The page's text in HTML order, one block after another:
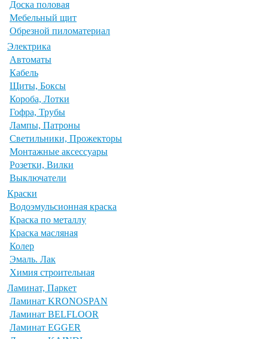
Доска половая
Мебельный щит
Обрезной пиломатериал
Электрика
Автоматы
Кабель
Щиты, Боксы
Короба, Лотки
Гофра, Трубы
Лампы, Патроны
Светильники, Прожекторы
Монтажные аксессуары
Розетки, Вилки
Выключатели
Краски
Водоэмульсионная краска
Краска по металлу
Краска масляная
Колер
Эмаль. Лак
Химия строительная
Ламинат, Паркет
Ламинат KRONOSPAN
Ламинат BELFLOOR
Ламинат EGGER